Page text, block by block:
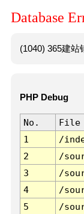
Database
(1040) 365建站
PHP Debug
No. File
1
/
2
/
3
/
4
/
5
/